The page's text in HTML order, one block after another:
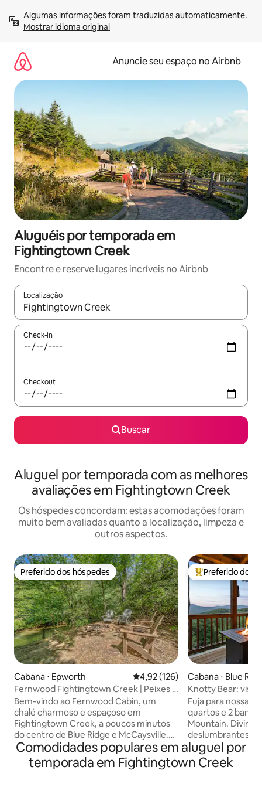
para
Mostrar idioma original
Anuncie seu espaço no Airbnb
Aluguéis por temporada em
Fightingtown Creek
Encontre e reserve lugares incríveis no Airbnb
Localização
Quando os resultados estiverem disponíveis, explore-os
Check-in
Checkout
Buscar
Aluguel por temporada com as melhores
avaliações em Fightingtown Creek
Os hóspedes concordam: estas acomodações foram
muito bem avaliadas quanto a localização, limpeza e
outros aspectos.
Preferido dos hóspedes
Preferido dos hóspedes
Cabana ⋅ Epworth 4,92 de uma avaliação média de
4,92 (126)
Fernwood Fightingtown Creek | Peixes +
banheira de hidromassagem
Bem-vindo ao Fernwood Cabin, um
chalé charmoso e espaçoso em
Fightingtown Creek, a poucos minutos
do centro de Blue Ridge e McCaysville.
Este refúgio elegante de 2 quartos e 2
banheiros acomoda até 5 pessoas e está
pronto para a família e os amigos
Entre os
Preferido dos
Cabana ⋅ Blue
Knotty Bear:
montanha,
e lareira
Fuja para nossa
quartos e 2
Mountain.
deslumbrantes
banheira de
aconchegantes
Perfeito para
Comodidades populares em aluguel por
temporada em Fightingtown Creek